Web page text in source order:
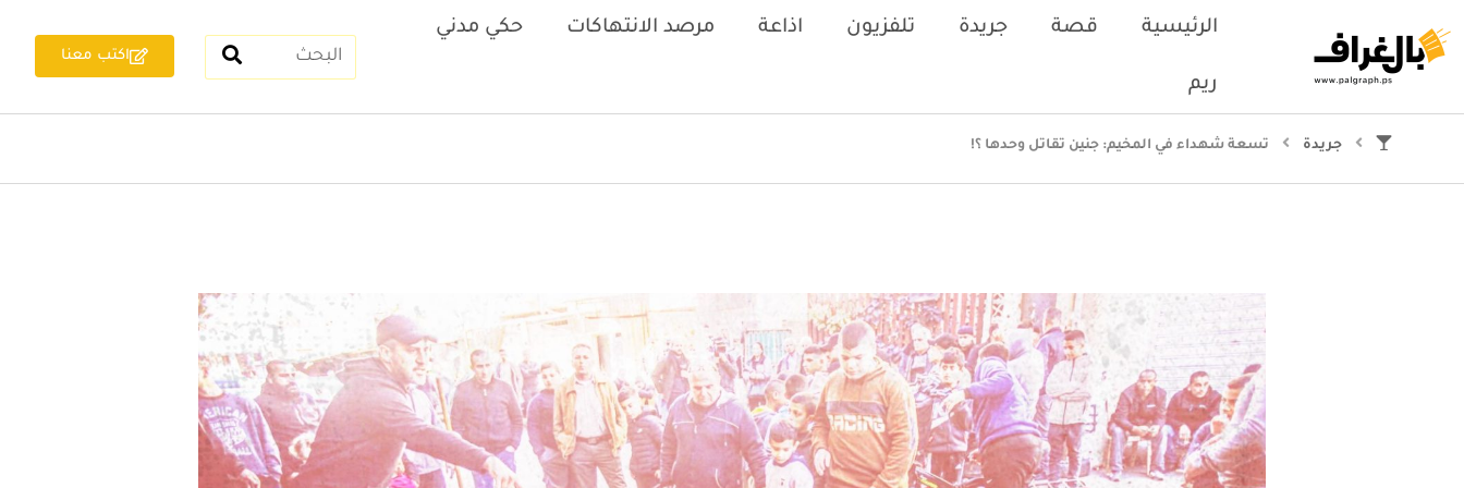
الرئيسية قصة جريدة تلفزيون اذاعة مرصد الانتهاكات حكي مدني
ريم
اكتب معنا
جريدة تسعة شهداء في المخيم: جنين تقاتل وحدها ؟!